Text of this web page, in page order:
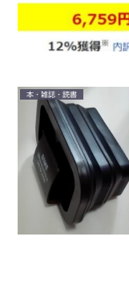
本・雑誌・読書